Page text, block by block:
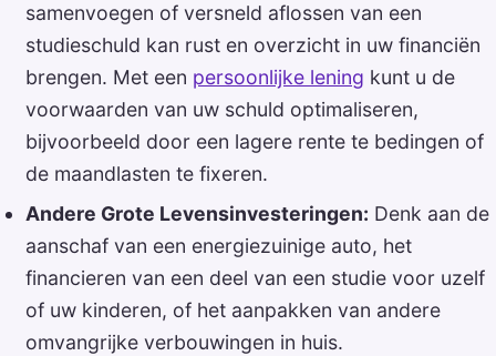
samenvoegen of versneld aflossen van een
studieschuld kan rust en overzicht in uw financiën
brengen. Met een persoonlijke lening kunt u de
voorwaarden van uw schuld optimaliseren,
bijvoorbeeld door een lagere rente te bedingen of
de maandlasten te fixeren.
Andere Grote Levensinvesteringen: Denk aan de
aanschaf van een energiezuinige auto, het
financieren van een deel van een studie voor uzelf
of uw kinderen, of het aanpakken van andere
omvangrijke verbouwingen in huis.